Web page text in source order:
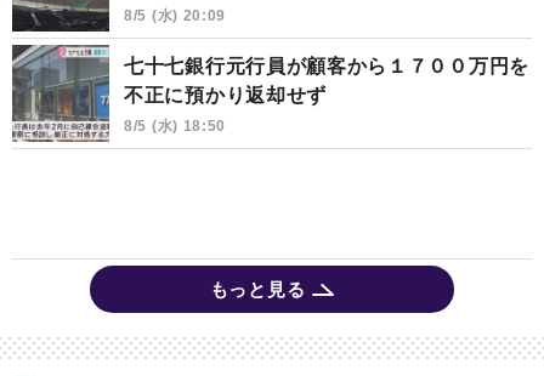
8/5 (水) 20:09
七十七銀行元行員が顧客から１７００万円を
不正に預かり返却せず
8/5 (水) 18:50
もっと見る